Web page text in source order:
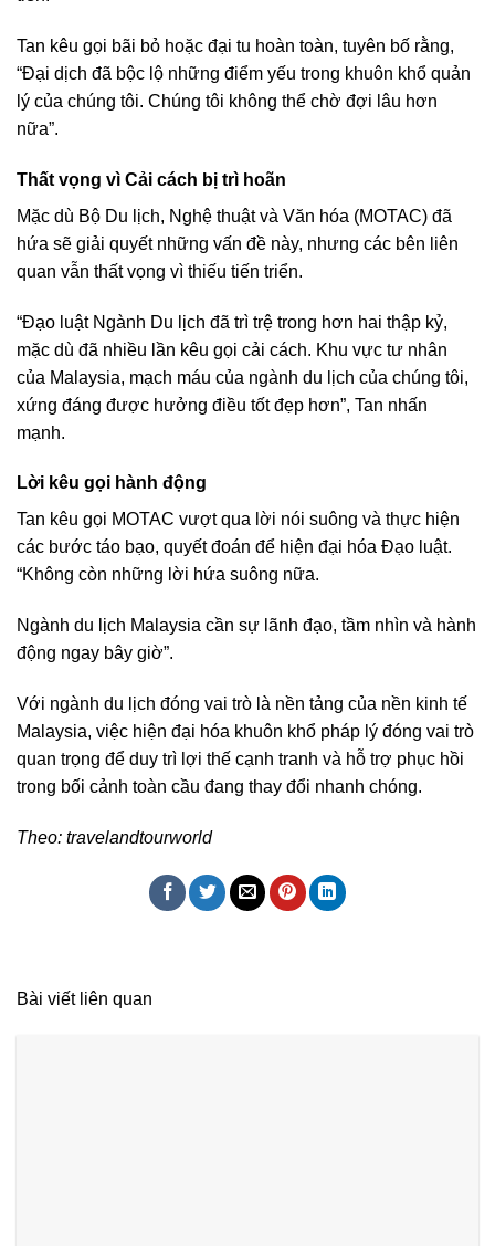
Tan kêu gọi bãi bỏ hoặc đại tu hoàn toàn, tuyên bố rằng,
“Đại dịch đã bộc lộ những điểm yếu trong khuôn khổ quản
lý của chúng tôi. Chúng tôi không thể chờ đợi lâu hơn
nữa”.
Thất vọng vì Cải cách bị trì hoãn
Mặc dù Bộ Du lịch, Nghệ thuật và Văn hóa (MOTAC) đã
hứa sẽ giải quyết những vấn đề này, nhưng các bên liên
quan vẫn thất vọng vì thiếu tiến triển.
“Đạo luật Ngành Du lịch đã trì trệ trong hơn hai thập kỷ,
mặc dù đã nhiều lần kêu gọi cải cách. Khu vực tư nhân
của Malaysia, mạch máu của ngành du lịch của chúng tôi,
xứng đáng được hưởng điều tốt đẹp hơn”, Tan nhấn
mạnh.
Lời kêu gọi hành động
Tan kêu gọi MOTAC vượt qua lời nói suông và thực hiện
các bước táo bạo, quyết đoán để hiện đại hóa Đạo luật.
“Không còn những lời hứa suông nữa.
Ngành du lịch Malaysia cần sự lãnh đạo, tầm nhìn và hành
động ngay bây giờ”.
Với ngành du lịch đóng vai trò là nền tảng của nền kinh tế
Malaysia, việc hiện đại hóa khuôn khổ pháp lý đóng vai trò
quan trọng để duy trì lợi thế cạnh tranh và hỗ trợ phục hồi
trong bối cảnh toàn cầu đang thay đổi nhanh chóng.
Theo: travelandtourworld
Bài viết liên quan